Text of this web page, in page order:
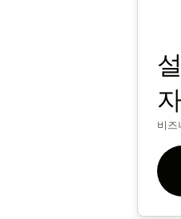
비즈